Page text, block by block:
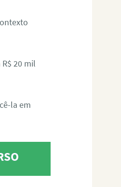
20 mil
la em